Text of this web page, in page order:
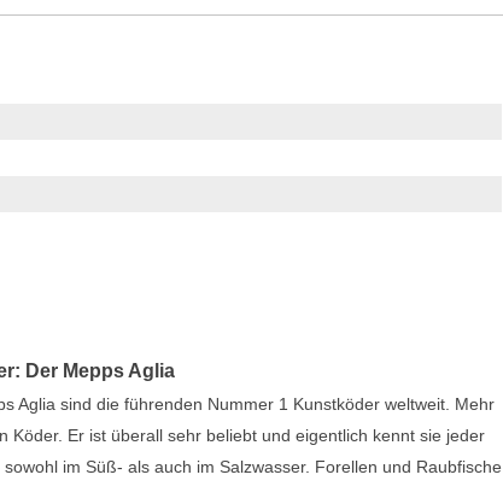
Der Mepps Aglia
Aglia sind die führenden Nummer 1 Kunstköder weltweit. Mehr
Er ist überall sehr beliebt und eigentlich kennt sie jeder
im Süß- als auch im Salzwasser. Forellen und Raubfische